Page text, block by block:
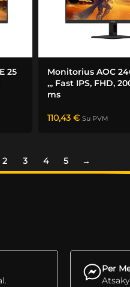
25
Monitorius AOC
„, Fast IPS, FHD,
ms
110,43 € Su PVM
2 3 4 5 →
Per